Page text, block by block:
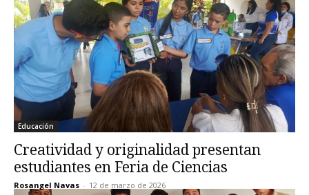
Educación
Creatividad y originalidad presentan
estudiantes en Feria de Ciencias
Rosangel Navas - 12 de marzo de 2026